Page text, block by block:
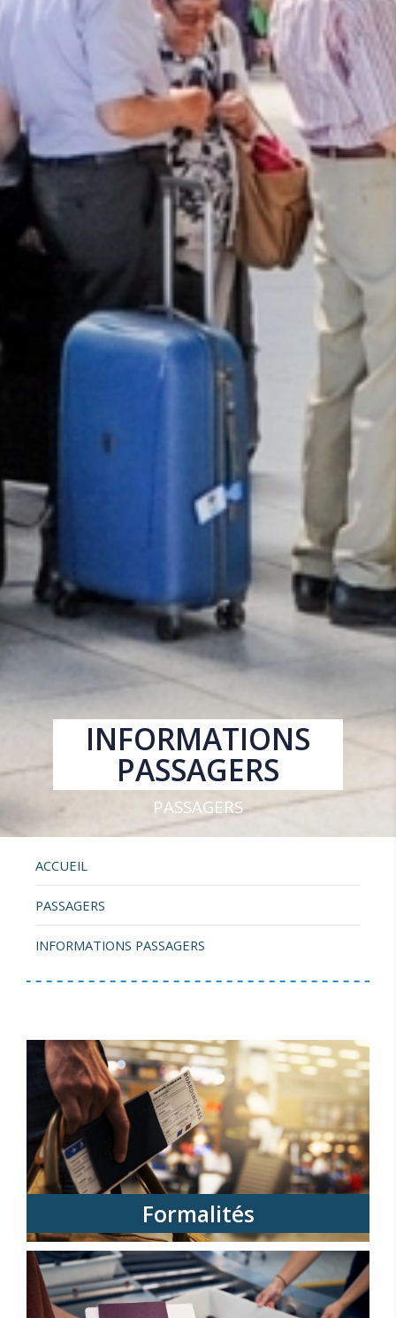
INFORMATIONS
PASSAGERS
PASSAGERS
ACCUEIL
PASSAGERS
INFORMATIONS PASSAGERS
Formalités